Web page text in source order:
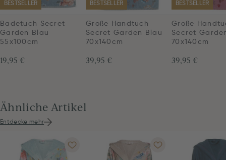
BESTSELLER
Badetuch Secret
Garden Blau
55x100cm
19,95 €
BESTSELLER
Große Handtuch
Secret Garden Blau
70x140cm
39,95 €
BESTSELLER
Große
Secret
70x140cm
39,95 €
Ähnliche Artikel
Entdecke mehr